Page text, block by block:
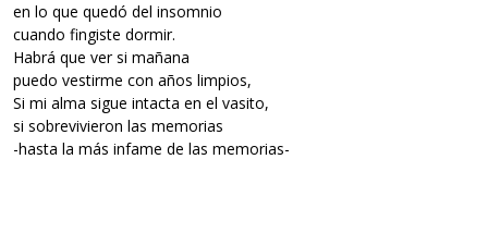
en lo que quedó del insomnio
cuando fingiste dormir.
Habrá que ver si mañana
puedo vestirme con años limpios,
Si mi alma sigue intacta en el vasito,
si sobrevivieron las memorias
-hasta la más infame de las memorias-